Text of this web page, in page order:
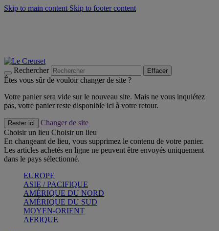
Skip to main content Skip to footer content
Rechercher Effacer
Êtes vous sûr de vouloir changer de site ?
Votre panier sera vide sur le nouveau site. Mais ne vous inquiétez
pas, votre panier reste disponible ici à votre retour.
Rester ici
Changer de site
Choisir un lieu Choisir un lieu
En changeant de lieu, vous supprimez le contenu de votre panier.
Les articles achetés en ligne ne peuvent être envoyés uniquement
dans le pays sélectionné.
EUROPE
ASIE / PACIFIQUE
AMÉRIQUE DU NORD
AMÉRIQUE DU SUD
MOYEN-ORIENT
AFRIQUE